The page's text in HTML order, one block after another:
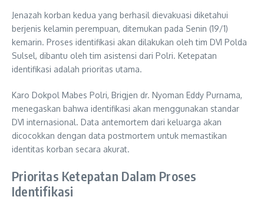
Jenazah korban kedua yang berhasil dievakuasi diketahui
berjenis kelamin perempuan, ditemukan pada Senin (19/1)
kemarin. Proses identifikasi akan dilakukan oleh tim DVI Polda
Sulsel, dibantu oleh tim asistensi dari Polri. Ketepatan
identifikasi adalah prioritas utama.
Karo Dokpol Mabes Polri, Brigjen dr. Nyoman Eddy Purnama,
menegaskan bahwa identifikasi akan menggunakan standar
DVI internasional. Data antemortem dari keluarga akan
dicocokkan dengan data postmortem untuk memastikan
identitas korban secara akurat.
Prioritas Ketepatan Dalam Proses
Identifikasi